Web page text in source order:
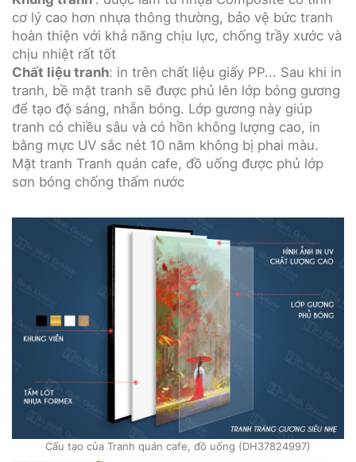
cơ lý cao hơn nhựa thông thường, bảo vệ bức tranh
hoàn thiện với khả năng chịu lực, chống trầy xước và
chịu nhiệt rất tốt
Chất liệu tranh: in trên chất liệu giấy PP... Sau khi in
tranh, bề mặt tranh sẽ được phủ lên lớp bóng gương
để tạo độ sáng, nhẵn bóng. Lớp gương này giúp
tranh có chiều sâu và có hồn không lượng cao, in
bằng mực UV sắc nét 10 năm không bị phai màu.
Mặt tranh Tranh quán cafe, đồ uống được phủ lớp
sơn bóng chống thấm nước
Cấu tạo của Tranh quán cafe, đồ uống (DH37824997)